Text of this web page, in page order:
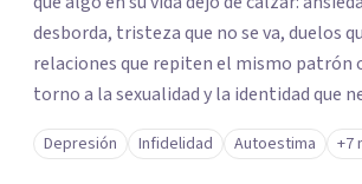
desborda, tristeza que no se va, duelos
relaciones que repiten el mismo patrón
torno a la sexualidad y la identidad que
espacio seguro para ser habladas. Mi orientación teórica
integra una mirada Humanista-
Depresión Infidelidad Autoestima +7